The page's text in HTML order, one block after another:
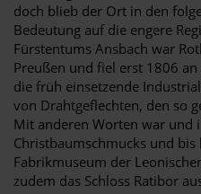
doch blieb der Ort in den
Bedeutung auf die engere
Fürstentums Ansbach war
Preußen und fiel erst 1806
die früh einsetzende
von Drahtgeflechten, den so
Mit anderen Worten war und
Christbaumschmucks und
Fabrikmuseum der
zudem das Schloss Ratibor